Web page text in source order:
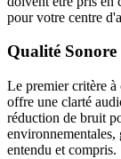
pour votre centre
Qualité
Le premier critère à
offre une clarté
réduction de bruit
environnementales,
entendu et compris.